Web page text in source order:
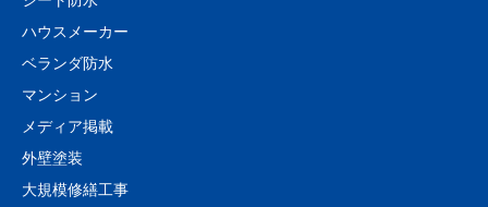
ハウスメーカー
ベランダ防水
マンション
メディア掲載
外壁塗装
大規模修繕工事